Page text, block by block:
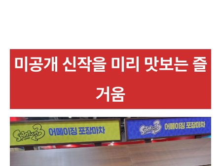
미공개 신작을 미리 맛보는 즐
거움